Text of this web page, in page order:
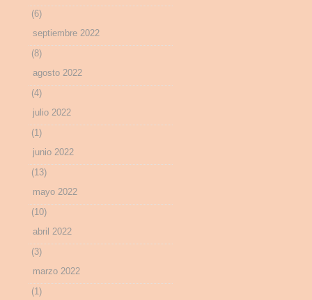
(6)
septiembre 2022
(8)
agosto 2022
(4)
julio 2022
(1)
junio 2022
(13)
mayo 2022
(10)
abril 2022
(3)
marzo 2022
(1)